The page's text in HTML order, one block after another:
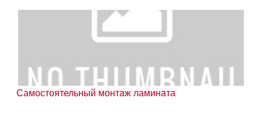
Самостоятельный монтаж ламината